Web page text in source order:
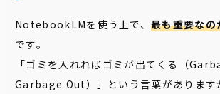
NotebookLMを使う上で、最も重要なの
です。
「ゴミを入れればゴミが出てくる（
Garbage Out）」という言葉があります